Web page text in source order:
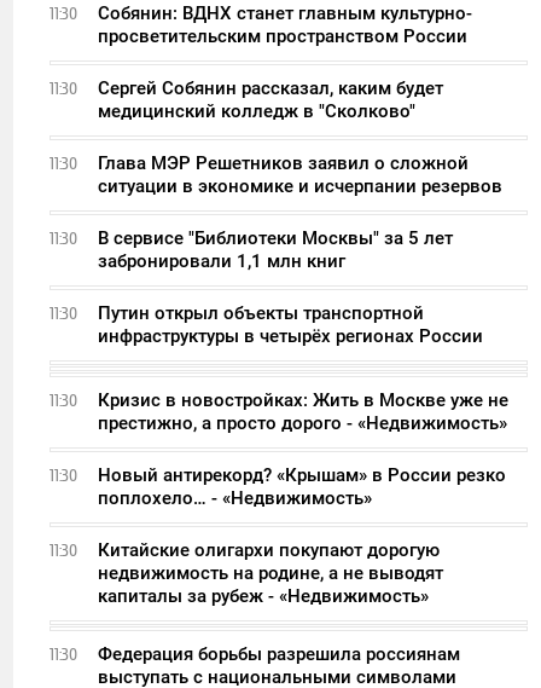
11:30
Собянин: ВДНХ станет главным культурно-
просветительским пространством России
11:30
Сергей Собянин рассказал, каким будет
медицинский колледж в "Сколково"
11:30
Глава МЭР Решетников заявил о сложной
ситуации в экономике и исчерпании резервов
11:30
В сервисе "Библиотеки Москвы" за 5 лет
забронировали 1,1 млн книг
11:30
Путин открыл объекты транспортной
инфраструктуры в четырёх регионах России
11:30
Кризис в новостройках: Жить в Москве уже не
престижно, а просто дорого - «Недвижимость»
11:30
Новый антирекорд? «Крышам» в России резко
поплохело… - «Недвижимость»
11:30
Китайские олигархи покупают дорогую
недвижимость на родине, а не выводят
капиталы за рубеж - «Недвижимость»
11:30
Федерация борьбы разрешила россиянам
выступать с национальными символами